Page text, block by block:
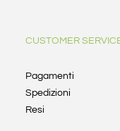
CUSTOMER
Pagamenti
Spedizioni
Resi